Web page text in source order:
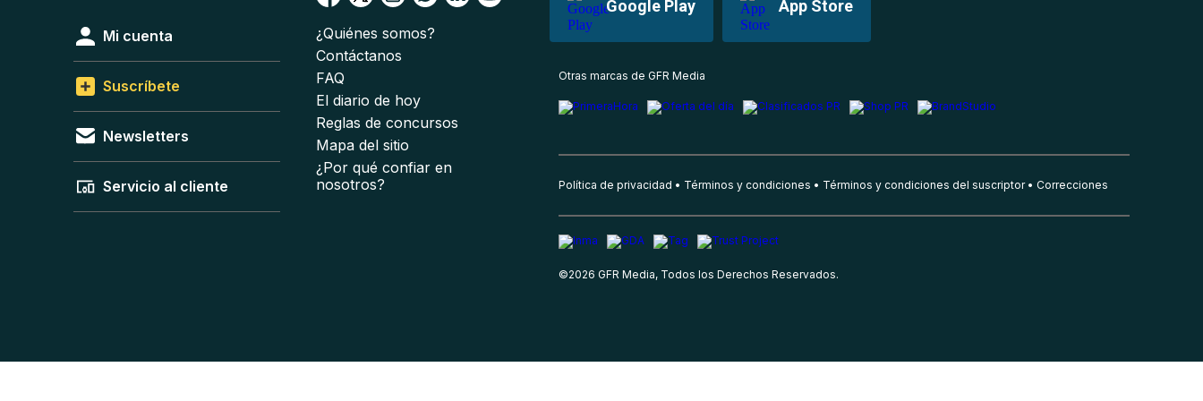
Google Play App Store
Mi cuenta
Suscríbete
Newsletters
Servicio al cliente
¿Quiénes somos?
Contáctanos
FAQ
El diario de hoy
Reglas de concursos
Mapa del sitio
¿Por qué confiar en
nosotros?
Otras marcas de GFR Media
Política de privacidad Términos y condiciones Términos y condiciones del suscriptor Correcciones
©2026 GFR Media, Todos los Derechos Reservados.